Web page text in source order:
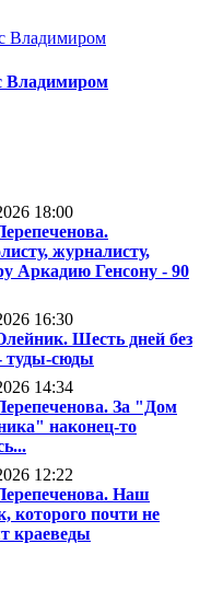
Владимиром
18:00
журналисту,
Аркадию Генсону - 90
16:30
Шесть дней без
туды-сюды
14:34
За "Дом
наконец-то
12:22
Наш
которого почти не
краеведы